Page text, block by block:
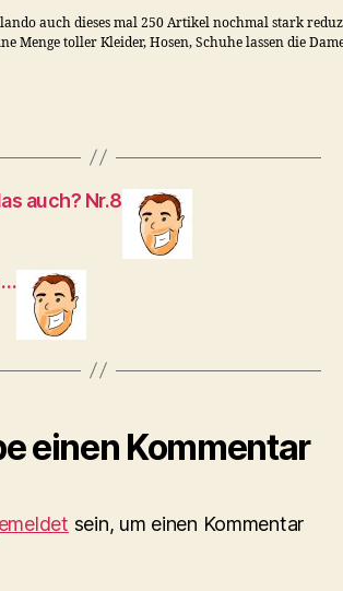
auch dieses mal 250 Artikel nochmal stark
Menge toller Kleider, Hosen, Schuhe lassen die
auch? Nr.8
…
einen Kommentar
sein, um einen Kommentar